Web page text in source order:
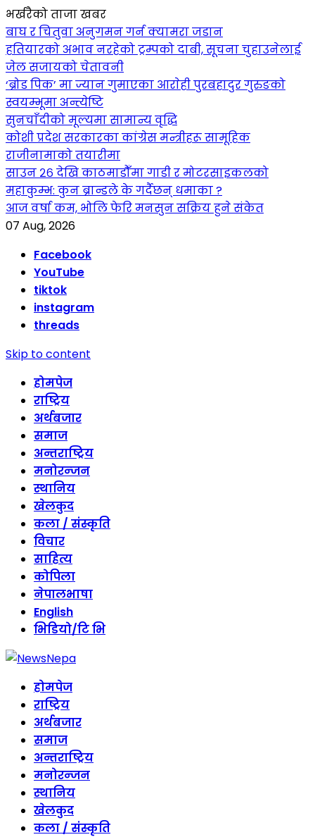
भर्खरैको ताजा खबर
बाघ र चितुवा अनुगमन गर्न क्यामरा जडान
हतियारको अभाव नरहेको ट्रम्पको दाबी, सूचना चुहाउनेलाई
जेल सजायको चेतावनी
‘ब्रोड पिक’ मा ज्यान गुमाएका आराेही पुरबहादुर गुरुङको
स्वयम्भूमा अन्त्येष्टि
सुनचाँदीको मूल्यमा सामान्य वृद्धि
कोशी प्रदेश सरकारका कांग्रेस मन्त्रीहरू सामूहिक
राजीनामाको तयारीमा
साउन २६ देखि काठमाडौँमा गाडी र मोटरसाइकलको
महाकुम्भ: कुन ब्रान्डले के गर्दैछन् धमाका ?
आज वर्षा कम, भोलि फेरि मनसुन सक्रिय हुने संकेत
07 Aug, 2026
Facebook
YouTube
tiktok
instagram
threads
Skip to content
होमपेज
राष्ट्रिय
अर्थबजार
समाज
अन्तराष्ट्रिय
मनोरन्जन
स्थानिय
खेलकुद
कला / संस्कृति
विचार
साहित्य
कोपिला
नेपालभाषा
English
भिडियो/टि भि
होमपेज
राष्ट्रिय
अर्थबजार
समाज
अन्तराष्ट्रिय
मनोरन्जन
स्थानिय
खेलकुद
कला / संस्कृति